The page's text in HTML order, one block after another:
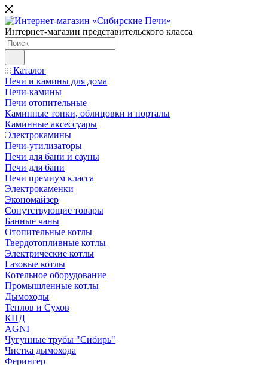
Интернет-магазин представительского класса
Каталог
Печи и камины для дома
Печи-камины
Печи отопительные
Каминные топки, облицовки и порталы
Каминные аксессуары
Электрокамины
Печи-утилизаторы
Печи для бани и сауны
Печи для бани
Печи премиум класса
Электрокаменки
Экономайзер
Сопутствующие товары
Банные чаны
Отопительные котлы
Твердотопливные котлы
Электрические котлы
Газовые котлы
Котельное оборудование
Промышленные котлы
Дымоходы
Теплов и Сухов
КПД
AGNI
Чугунные трубы "Сибирь"
Чистка дымохода
Ферингер